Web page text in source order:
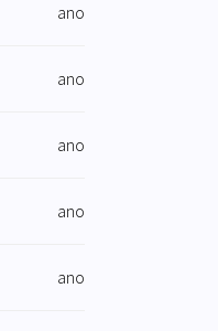
ano
ano
ano
ano
ano